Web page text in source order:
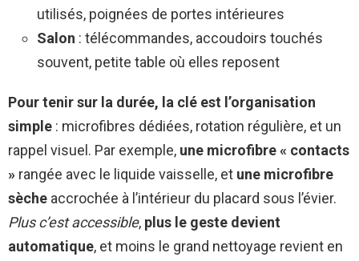
utilisés, poignées de portes intérieures
Salon : télécommandes, accoudoirs touchés
souvent, petite table où elles reposent
Pour tenir sur la durée, la clé est l’organisation
simple : microfibres dédiées, rotation régulière, et un
rappel visuel. Par exemple, une microfibre « contacts
» rangée avec le liquide vaisselle, et une microfibre
sèche accrochée à l’intérieur du placard sous l’évier.
Plus c’est accessible, plus le geste devient
automatique, et moins le grand nettoyage revient en